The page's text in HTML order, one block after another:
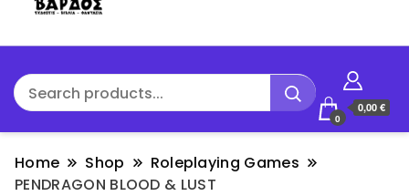
0
0,00 €
Home Shop
Roleplaying Games
PENDRAGON BLOOD & LUST